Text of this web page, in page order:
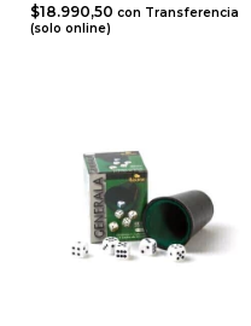
$18.990,50 con Transferencia
(solo online)